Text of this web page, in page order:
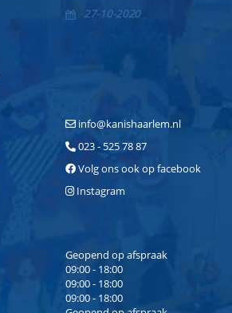
27-10-2020
info@kanishaarlem.nl
023 - 525 78 87
Volg ons ook op facebook
Instagram
Geopend op afspraak
09:00 - 18:00
09:00 - 18:00
09:00 - 18:00